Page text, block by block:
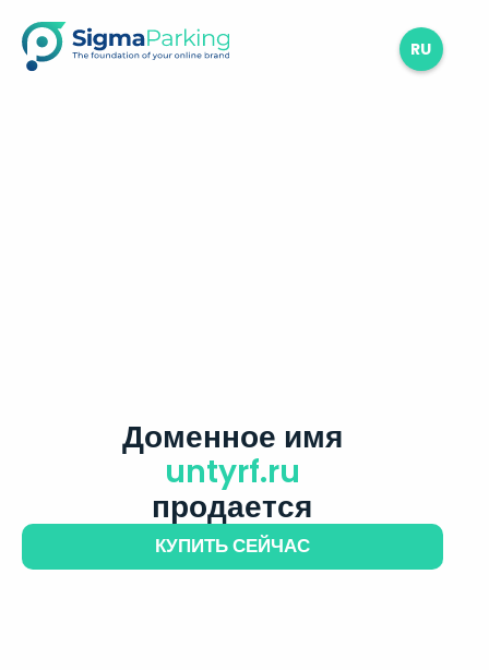
RU
Доменное имя
untyrf.ru
продается
КУПИТЬ СЕЙЧАС